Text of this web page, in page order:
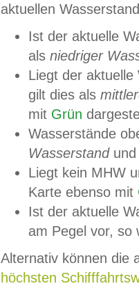
aktuellen
Ist der aktuelle
als niedriger
Liegt der
gilt dies als
mit Grün
Wasserstände
Wasserstandund
Liegt kein MHW
Karte ebenso mit
Ist der aktuelle
am Pegel vor,
Alternativ können die
höchsten